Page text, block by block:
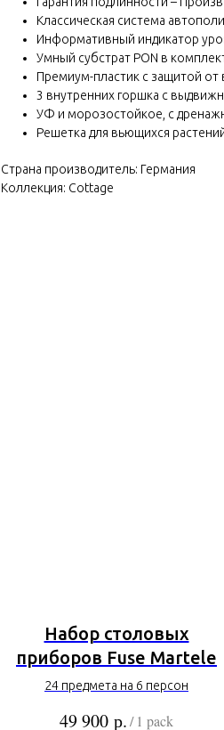
Классическая система
Информативный индикатор
Умный субстрат PON в
Премиум-пластик с защитой от
3 внутренних горшка с
УФ и морозостойкое, с
Решетка для вьющихся
Страна производитель: Германия
Коллекция: Cottage
Набор столовых
приборов Fuse Martele
24 предмета на 6 персон
49 900 р./ 1 pack